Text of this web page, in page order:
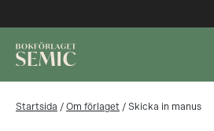
Startsida / Om förlaget / Skicka in manus